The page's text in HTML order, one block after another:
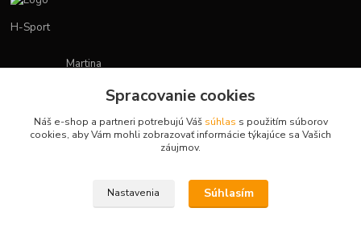
H-Sport
Martina
(Po-Pia, 7-15 hod.)
obchod.hsport@gmail.com
Spracovanie cookies
Náš e-shop a partneri potrebujú Váš súhlas s použitím súborov
cookies, aby Vám mohli zobrazovať informácie týkajúce sa Vašich
záujmov.
Nastavenia Súhlasím